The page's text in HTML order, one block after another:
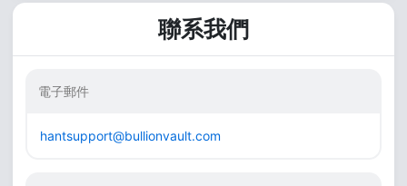
聯系我們
電子郵件
hantsupport@bullionvault.com